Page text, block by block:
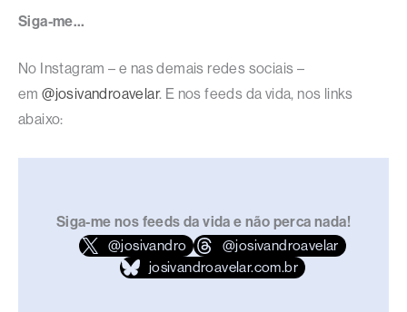
Siga-me…
No Instagram – e nas demais redes sociais –
em@josivandroavelar. E nos feeds da vida, nos links
abaixo:
Siga-me nos feeds da vida e não perca nada!
@josivandro
@josivandroavelar
josivandroavelar.com.br